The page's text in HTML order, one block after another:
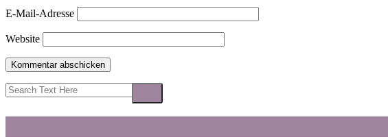
E-Mail-Adresse
Website